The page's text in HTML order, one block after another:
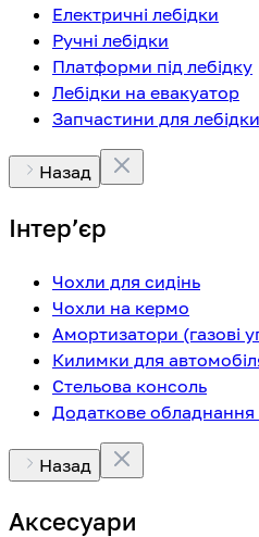
Електричні лебідки
Ручні лебідки
Платформи під лебідку
Лебідки на евакуатор
Запчастини для лебідки
Назад
Інтерʼєр
Чохли для сидінь
Чохли на кермо
Амортизатори (газові
Килимки для
Стельова консоль
Додаткове обладнання
Назад
Аксесуари